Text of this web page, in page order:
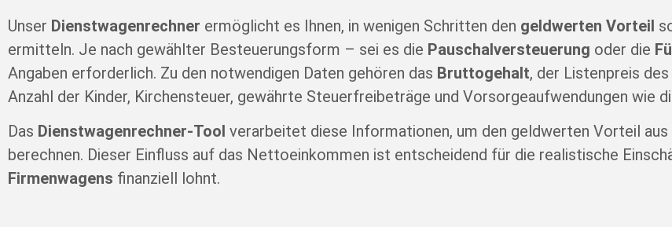
Unser Dienstwagenrechner ermöglicht es Ihnen, in wenigen Schritten den geldwerten Vorteil
ermitteln. Je nach gewählter Besteuerungsform – sei es die Pauschalversteuerung oder die
Angaben erforderlich. Zu den notwendigen Daten gehören das Bruttogehalt, der Listenpreis
Anzahl der Kinder, Kirchensteuer, gewährte Steuerfreibeträge und Vorsorgeaufwendungen wie
Das Dienstwagenrechner-Tool verarbeitet diese Informationen, um den geldwerten Vorteil aus
berechnen. Dieser Einfluss auf das Nettoeinkommen ist entscheidend für die realistische
Firmenwagens finanziell lohnt.